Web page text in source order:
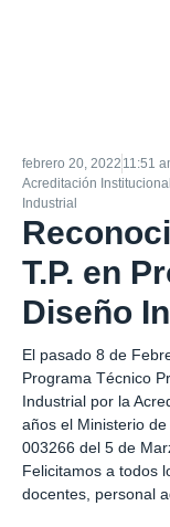
febrero 20, 2022 11:51
Acreditación Institucional
Industrial
T.P. en
Diseño
El pasado 8 de
Programa Técnico
Industrial por la
años el Ministerio
003266 del 5 de
Felicitamos a todos
docentes, personal